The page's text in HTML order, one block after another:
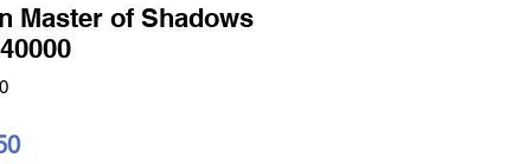
Master of Shadows
Sale-